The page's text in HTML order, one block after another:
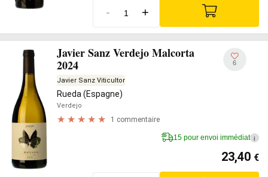
- +
Javier Sanz Verdejo Malcorta
2024
Javier Sanz Viticultor
Rueda (Espagne)
Verdejo
1 commentaire
6
15 pour envoi immédiat i
23,40 €